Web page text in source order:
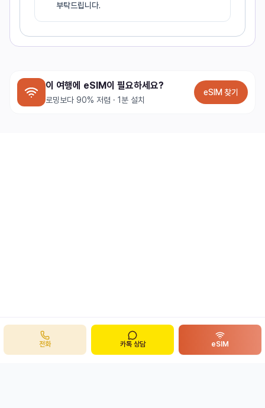
부탁드립니다.
이 여행에 eSIM이 필요하세요?
로밍보다 90% 저렴 · 1분 설치
eSIM 찾기
전화 카톡 상담 eSIM